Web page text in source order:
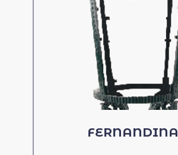
FERNANDINA